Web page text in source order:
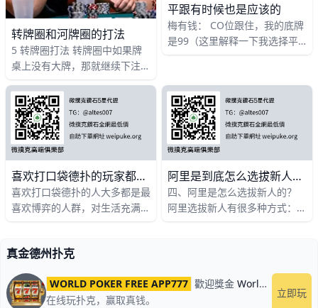
转牌圈和河牌圈的打法
5 转牌圈打法 转牌圈中如果牌
桌上没有大牌，那就继续下注。
时，你相信他的底牌也应该还没
凑成什么，那么便下注，并看看
河
平跟有时候也是应该的
梅有钱： CO位跟住，我的底牌
是99（这里解释一下我选择平
以得到多些价值。如果不中，
喜欢打口袋德扑的玩家都非常有激情
喜欢打口袋德扑的人大多都是最
喜欢博弈的人群，对生活充满热
之深的厚度，供他们不停钻研下
阿里是到底怎么选拔新人的？
四、阿里是怎么选拔新人的？
阿里选拔新人有很多种方式：
真金德州扑克
WORLD POKER FREE APP777 歡迎獎金 World Poker Global App全球微扑克
在线玩扑克，赢取真钱。
立即玩